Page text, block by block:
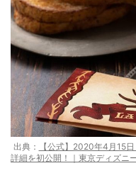
出典：
【公式】2020年4月15
詳細を初公開！｜東京ディズニ